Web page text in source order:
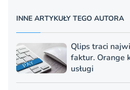
INNE ARTYKUŁY TEGO AUTORA
Qlips traci
faktur. Orange
usługi